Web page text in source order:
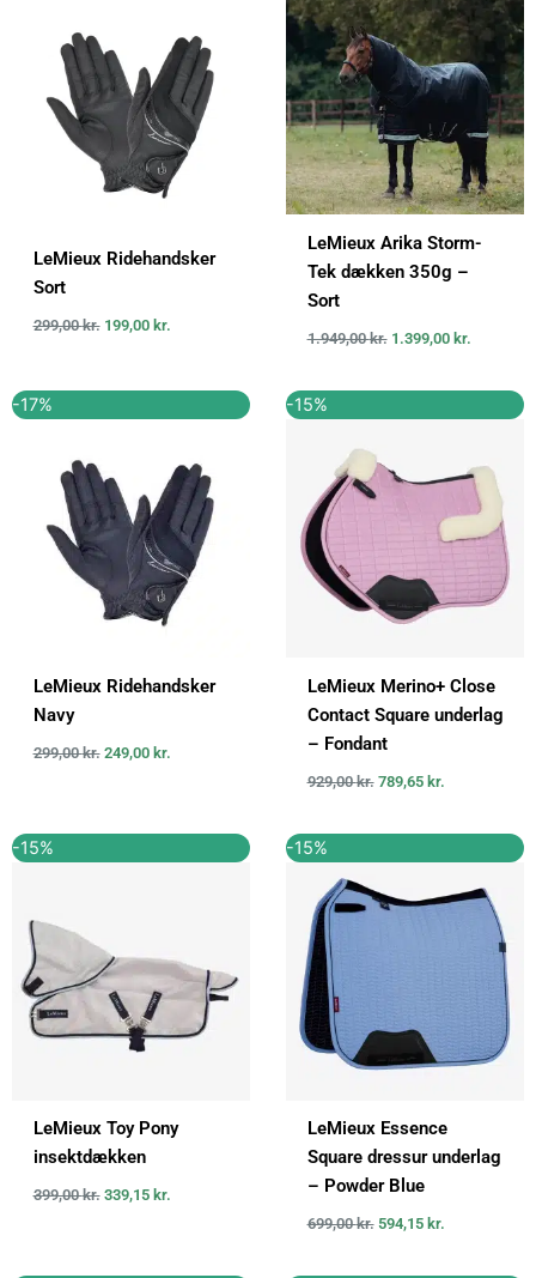
LeMieux Ridehandsker
Sort
299,00kr.
299,00 kr..
199,00 kr.
199,00 kr..
LeMieux Arika Storm-
Tek dækken 350g –
Sort
1.949,00kr.
pris
var:
1.949,00 kr..
1.399,00 kr.
pris
er:
1.399,00
-17%
LeMieux Ridehandsker
Navy
299,00kr.
oprindelige
299,00 kr..
249,00 kr.
aktuelle
249,00 kr..
-15%
LeMieux Merino+ Close
Contact Square underlag
– Fondant
929,00kr.
oprindelige
var:
929,00 kr..
789,65 kr.
aktuelle
789,65 kr..
-15%
LeMieux Toy Pony
insektdækken
399,00kr.
oprindelige
339,15 kr.
aktuelle
-15%
LeMieux Essence
Square dressur underlag
– Powder Blue
699,00kr.
oprindelige
var:
594,15 kr.
aktuelle
er:
594,15 kr..